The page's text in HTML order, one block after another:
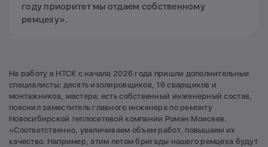
году приоритет мы отдаем собственному
ремцеху».
На работу в НТСК с начала 2026 года пришли дополнительные
специалисты: десять изолировщиков, 16 сварщиков и
монтажников, мастера; есть собственный инженерный состав,
пояснил заместитель главного инженера по ремонту
Новосибирской теплосетевой компании Роман Моисеев.
«Соответственно, увеличиваем объем работ, повышаем их
качество. Например, этим летом бригады нашего ремцеха будут